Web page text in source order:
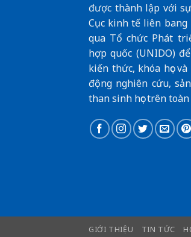
được thành lập với
Cục kinh tế liên bang
qua Tổ chức Phát
hợp quốc (UNIDO)để
kiến thức, khóa học
động nghiên cứu,
than sinh học trên toàn
GIỚI THIỆU TIN TỨC